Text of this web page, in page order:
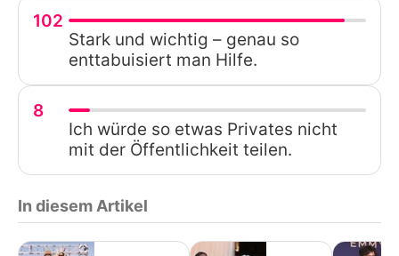
102
Stark und wichtig – genau so
enttabuisiert man Hilfe.
8
Ich würde so etwas Privates nicht
mit der Öffentlichkeit teilen.
In diesem Artikel